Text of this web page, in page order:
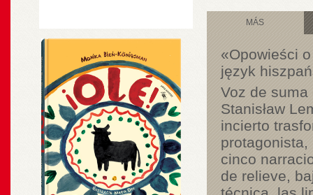
MÁS
«Opowieści
język
Voz de
Stanisław
incierto
cinco
de relieve,